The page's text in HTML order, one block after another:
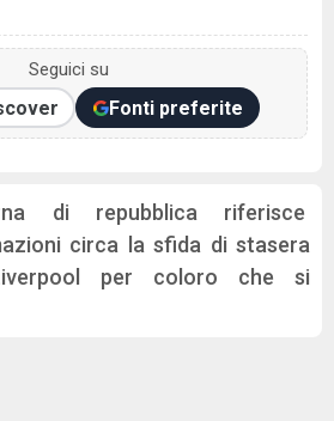
Seguici su
Fonti preferite
di repubblica riferisce
circa la sfida di stasera
per coloro che si